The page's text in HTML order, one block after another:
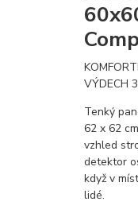
VÝDECH
Tenký
62 x 62
vzhled
detektor
když v
lidé.